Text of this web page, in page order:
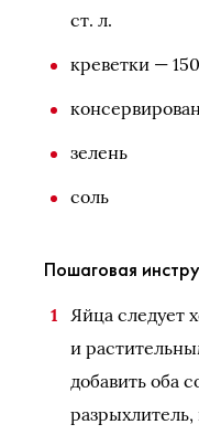
ст. л.
креветки —
зелень
соль
Пошаговая
Яйца следует
и
добавить оба